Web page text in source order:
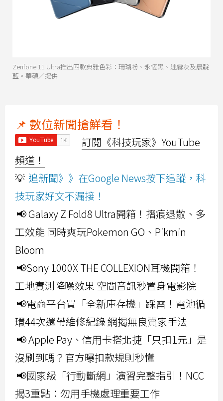
Zenfone 11 Ultra推出四款典雅色彩：珊瑚粉、永恆黑、迷霧灰及晨靛
藍。華碩／提供
📌 數位新聞搶鮮看！
訂閱《科技玩家》YouTube
頻道！
💡 追新聞》》在Google News按下追蹤，科
技玩家好文不漏接！
📢 Galaxy Z Fold8 Ultra開箱！摺痕退散、多
工效能 同時爽玩Pokemon GO、Pikmin
Bloom
📢Sony 1000X THE COLLEXION耳機開箱！
工地實測降噪效果 空間音訊秒置身電影院
📢電商平台買「全新庫存機」踩雷！電池循
環44次還帶維修紀錄 網揭無良賣家手法
📢 Apple Pay、信用卡搭北捷「只扣1元」是
沒刷到嗎？官方曝扣款規則秒懂
📢國家級「行動斷網」演習完整指引！NCC
揭3重點：勿用手機處理重要工作